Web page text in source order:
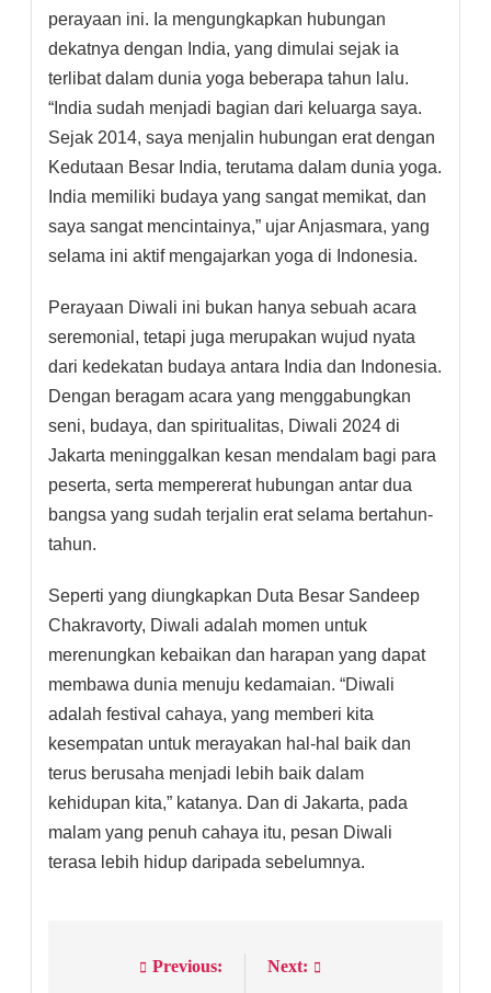
perayaan ini. Ia mengungkapkan hubungan
dekatnya dengan India, yang dimulai sejak ia
terlibat dalam dunia yoga beberapa tahun lalu.
“India sudah menjadi bagian dari keluarga saya.
Sejak 2014, saya menjalin hubungan erat dengan
Kedutaan Besar India, terutama dalam dunia yoga.
India memiliki budaya yang sangat memikat, dan
saya sangat mencintainya,” ujar Anjasmara, yang
selama ini aktif mengajarkan yoga di Indonesia.
Perayaan Diwali ini bukan hanya sebuah acara
seremonial, tetapi juga merupakan wujud nyata
dari kedekatan budaya antara India dan Indonesia.
Dengan beragam acara yang menggabungkan
seni, budaya, dan spiritualitas, Diwali 2024 di
Jakarta meninggalkan kesan mendalam bagi para
peserta, serta mempererat hubungan antar dua
bangsa yang sudah terjalin erat selama bertahun-
tahun.
Seperti yang diungkapkan Duta Besar Sandeep
Chakravorty, Diwali adalah momen untuk
merenungkan kebaikan dan harapan yang dapat
membawa dunia menuju kedamaian. “Diwali
adalah festival cahaya, yang memberi kita
kesempatan untuk merayakan hal-hal baik dan
terus berusaha menjadi lebih baik dalam
kehidupan kita,” katanya. Dan di Jakarta, pada
malam yang penuh cahaya itu, pesan Diwali
terasa lebih hidup daripada sebelumnya.
Previous: Next: